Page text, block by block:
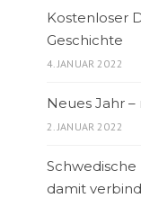
Kostenloser
Geschichte
4. JANUAR 2022
Neues Jahr
2. JANUAR 2022
damit